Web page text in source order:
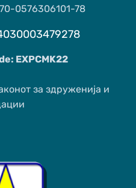
0576306101-78
EXPCMK22
за здруженија и